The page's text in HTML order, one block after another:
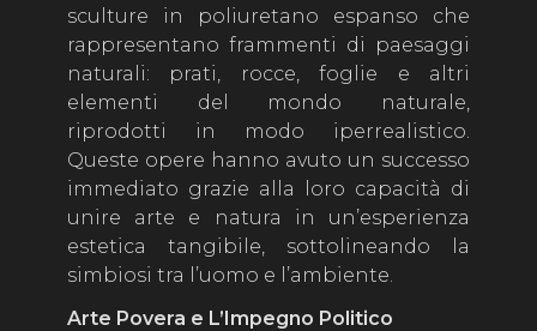
sculture in poliuretano espanso che
rappresentano frammenti di paesaggi
naturali: prati, rocce, foglie e altri
elementi del mondo naturale,
riprodotti in modo iperrealistico.
Queste opere hanno avuto un successo
immediato grazie alla loro capacità di
unire arte e natura in un’esperienza
estetica tangibile, sottolineando la
simbiosi tra l’uomo e l’ambiente.
Arte Povera e L’Impegno Politico